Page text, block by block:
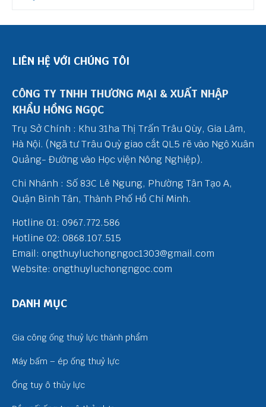
LIÊN HỆ VỚI CHÚNG TÔI
CÔNG TY TNHH THƯƠNG MẠI & XUẤT NHẬP
KHẨU HỒNG NGỌC
Trụ Sở Chính : Khu 31ha Thị Trấn Trâu Qùy, Gia Lâm,
Hà Nội. (Ngã tư Trâu Quỳ giao cắt QL5 rẽ vào Ngô Xuân
Quảng- Đường vào Học viện Nông Nghiệp).
Chi Nhánh : Số 83C Lê Ngung, Phường Tân Tạo A,
Quận Bình Tân, Thành Phố Hồ Chí Minh.
Hotline 01: 0967.772.586
Hotline 02: 0868.107.515
Email: ongthuyluchongngoc1303@gmail.com
Website: ongthuyluchongngoc.com
DANH MỤC
Gia công ống thuỷ lực thành phẩm
Máy bấm – ép ống thuỷ lực
Ống tuy ô thủy lực